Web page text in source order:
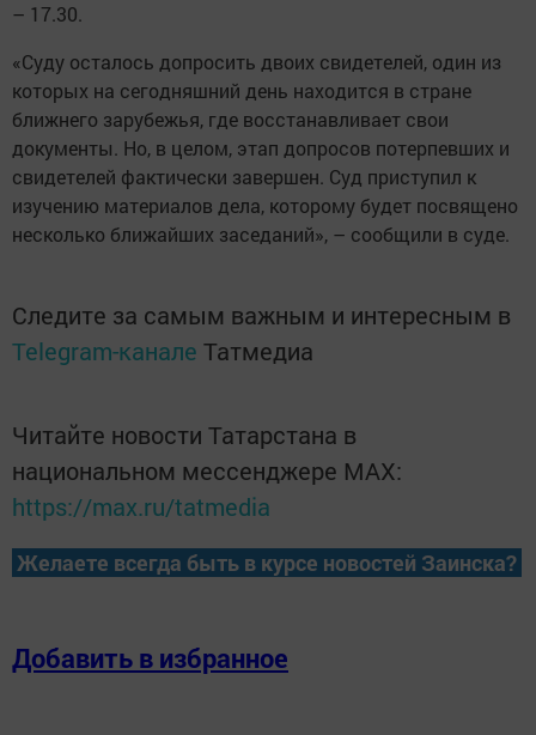
– 17.30.
«Суду осталось допросить двоих свидетелей, один из
которых на сегодняшний день находится в стране
ближнего зарубежья, где восстанавливает свои
документы. Но, в целом, этап допросов потерпевших и
свидетелей фактически завершен. Суд приступил к
изучению материалов дела, которому будет посвящено
несколько ближайших заседаний», – сообщили в суде.
Следите за самым важным и интересным в
Telegram-канале Татмедиа
Читайте новости Татарстана в
национальном мессенджере MАХ:
https://max.ru/tatmedia
Желаете всегда быть в курсе новостей Заинска?
Добавить в избранное